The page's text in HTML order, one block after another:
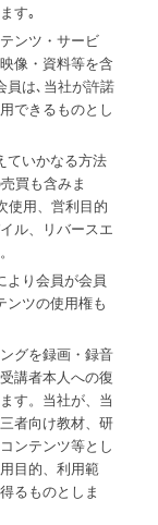
す｡
ンツ・サービ
像・資料等を含
員は､当社が許諾
できるものとし
ていかなる方法
買も含みま
使用、営利目的
ル、リバースエ
より会員が会員
ンツの使用権も
グを録画・録音
講者本人への復
す。当社が、当
者向け教材、研
ンテンツ等とし
目的、利用範
るものとしま